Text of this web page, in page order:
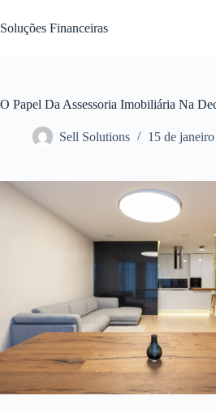
para
o
Soluções Financeiras
O Papel Da Assessoria Imobiliária Na
Sell Solutions 15 de